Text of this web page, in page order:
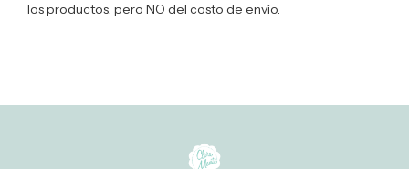
los productos, pero NO del costo de envío.